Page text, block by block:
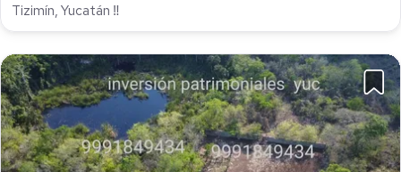
Tizimín, Yucatán ‼